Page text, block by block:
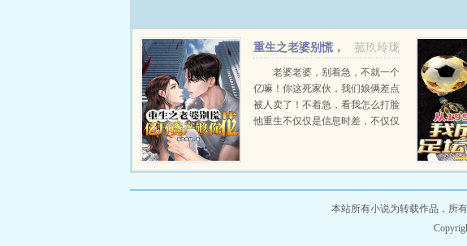
菰玖玲珑
重生之老婆别慌，
亿万资产够你花
老婆老婆，别着急，不就一个
亿嘛！你这死家伙，我们娘俩差点
被人卖了！不着急，看我怎么打脸
他重生不仅仅是信息时差，不仅仅
本站所有小说为转载作品，所